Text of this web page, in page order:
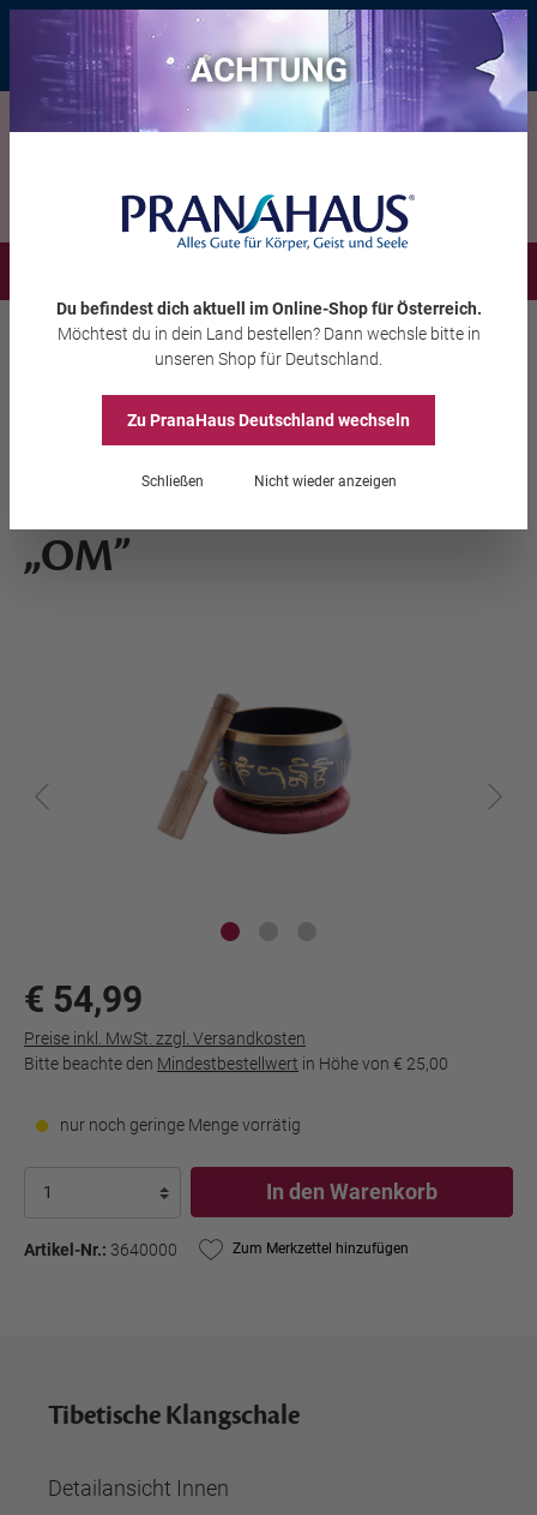
Bis zu 20 € Rabatt* mit dem Vorteils-Codeeintauchen , gültig bis
11.08.2026
Wohlbefinden Meditationszubehör
Tibetische Klangschale
„OM”
€ 54,99
Preise inkl. MwSt. zzgl. Versandkosten
Bitte beachte den Mindestbestellwert in Höhe von € 25,00
nur noch geringe Menge vorrätig
In den Warenkorb
Artikel-Nr.: 3640000 Zum Merkzettel hinzufügen
Tibetische Klangschale
Detailansicht Innen
ACHTUNG
Du befindest dich aktuell im Online-Shopfür Österreich.
Möchtest du in dein Land bestellen? Dann wechsle bitte in
unseren Shop für Deutschland
Zu PranaHausDeutschland wechseln
Schließen Nicht wieder anzeigen